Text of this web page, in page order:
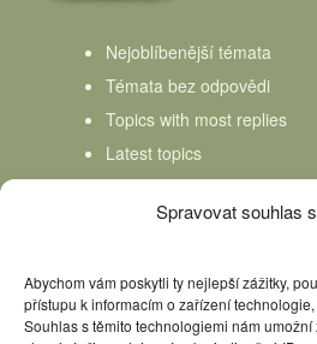
Spravovat souhlas
Abychom vám poskytli ty nejlepší zážitky,
přístupu k informacím o zařízení
Souhlas s těmito technologiemi nám
Nejoblíbenější témata
Témata bez odpovědi
Topics with most replies
Latest topics
Topics Freshness